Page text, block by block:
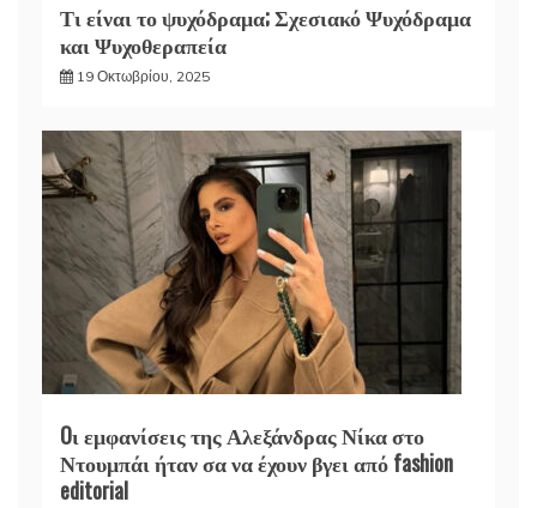
Τι είναι το ψυχόδραμα; Σχεσιακό Ψυχόδραμα
και Ψυχοθεραπεία
19 Οκτωβρίου, 2025
Oι εμφανίσεις της Αλεξάνδρας Νίκα στο
Ντουμπάι ήταν σα να έχουν βγει από fashion
editorial